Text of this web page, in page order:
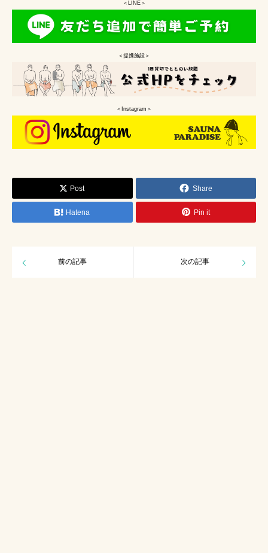
＜LINE＞
＜提携施設＞
＜Instagram＞
Post Share
Hatena Pin it
前の記事 次の記事